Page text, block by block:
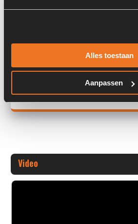
Alles toestaan
Aanpassen
Brand: Starter
S/N: -
+ Volledige overige informatie openen
Video